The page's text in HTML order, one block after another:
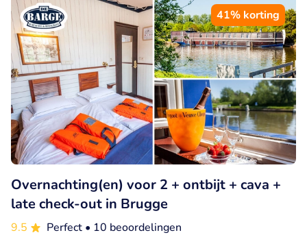
41% korting
Overnachting(en) voor 2 + ontbijt + cava +
late check-out in Brugge
9.5 Perfect • 10 beoordelingen